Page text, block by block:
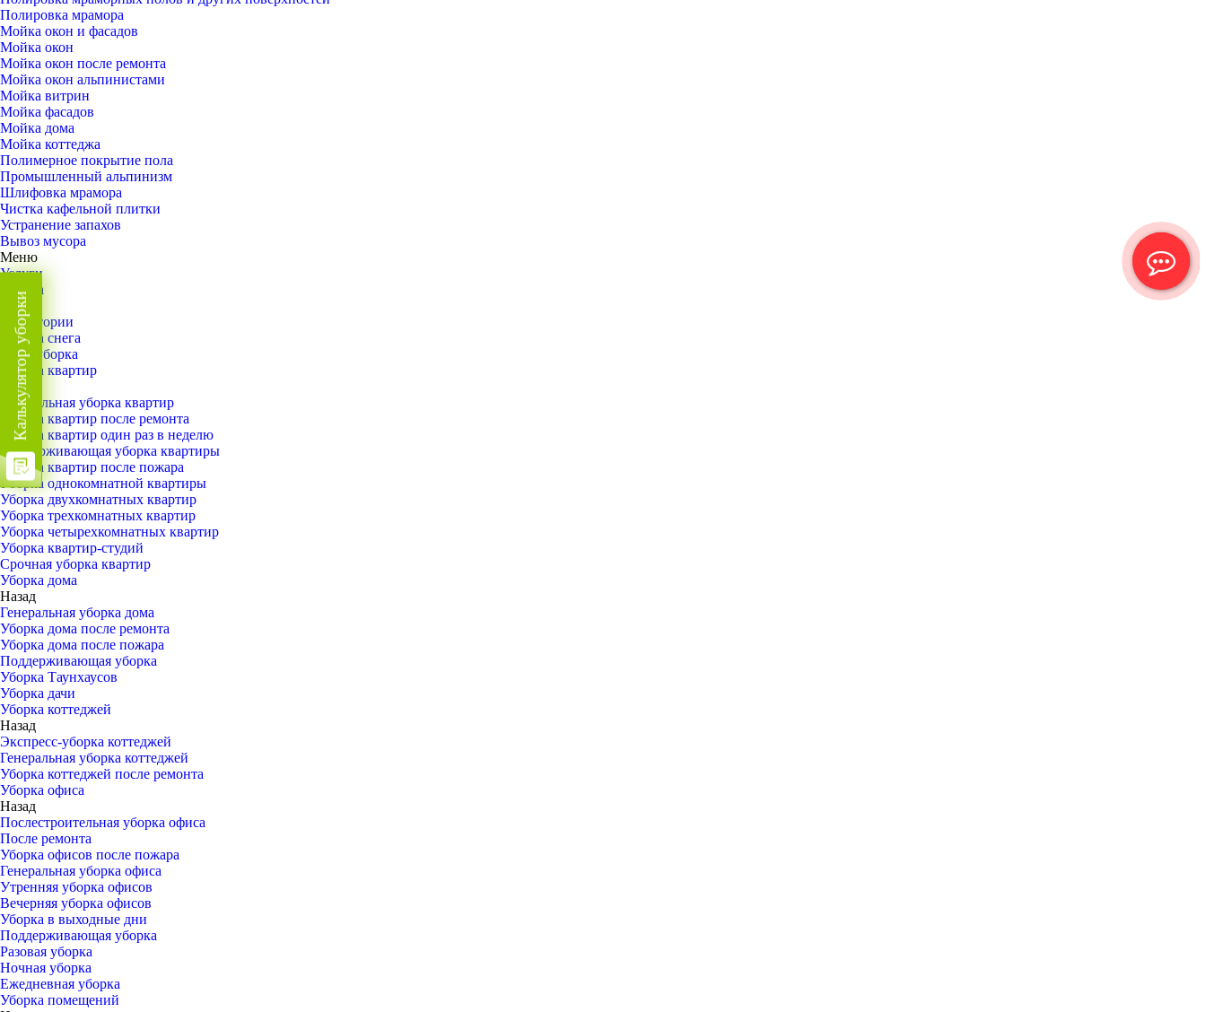
Полировка мрамора
Мойка окон и фасадов
Мойка окон
Мойка окон после ремонта
Мойка окон альпинистами
Мойка витрин
Мойка фасадов
Мойка дома
Мойка коттеджа
Полимерное покрытие пола
Промышленный альпинизм
Шлифовка мрамора
Чистка кафельной плитки
Устранение запахов
Вывоз мусора
Меню
Услуги
Уборка
Назад
Территории
Уборка снега
ВИП-уборка
Уборка квартир
Назад
Генеральная уборка квартир
Уборка квартир после ремонта
Уборка квартир один раз в неделю
Поддерживающая уборка квартиры
Уборка квартир после пожара
Уборка однокомнатной квартиры
Уборка двухкомнатных квартир
Уборка трехкомнатных квартир
Уборка четырехкомнатных квартир
Уборка квартир-студий
Срочная уборка квартир
Уборка дома
Назад
Генеральная уборка дома
Уборка дома после ремонта
Уборка дома после пожара
Поддерживающая уборка
Уборка Таунхаусов
Уборка дачи
Уборка коттеджей
Назад
Экспресс-уборка коттеджей
Генеральная уборка коттеджей
Уборка коттеджей после ремонта
Уборка офиса
Назад
Послестроительная уборка офиса
После ремонта
Уборка офисов после пожара
Генеральная уборка офиса
Утренняя уборка офисов
Вечерняя уборка офисов
Уборка в выходные дни
Поддерживающая уборка
Разовая уборка
Ночная уборка
Ежедневная уборка
Уборка помещений
Калькулятор уборки